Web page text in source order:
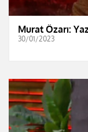
Murat Özarı:
30/01/2023